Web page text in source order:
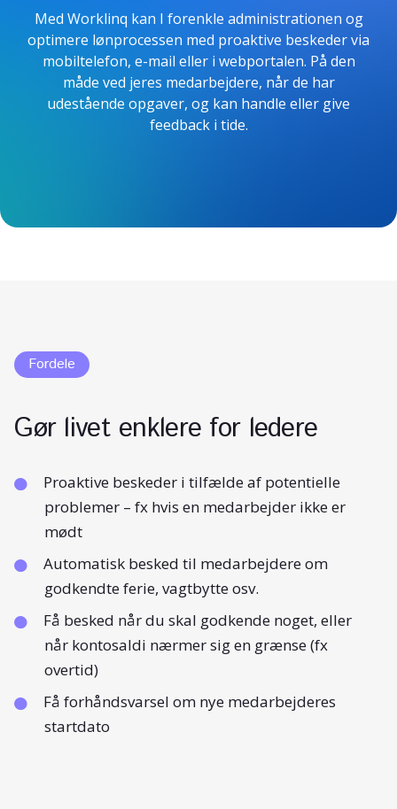
Med Worklinq kan I forenkle administrationen og
optimere lønprocessen med proaktive beskeder via
mobiltelefon, e-mail eller i webportalen. På den
måde ved jeres medarbejdere, når de har
udestående opgaver, og kan handle eller give
feedback i tide.
Fordele
Gør livet enklere for ledere
Proaktive beskeder i tilfælde af potentielle
problemer – fx hvis en medarbejder ikke er
mødt
Automatisk besked til medarbejdere om
godkendte ferie, vagtbytte osv.
Få besked når du skal godkende noget, eller
når kontosaldi nærmer sig en grænse (fx
overtid)
Få forhåndsvarsel om nye medarbejderes
startdato